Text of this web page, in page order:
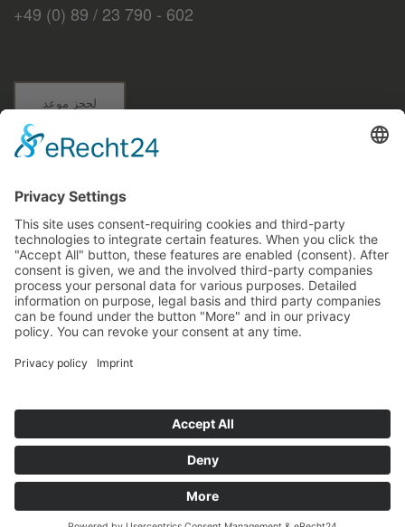
+49 (0) 89 / 23 790 - 602
لحجز موعد
روابط
لحجز موعد